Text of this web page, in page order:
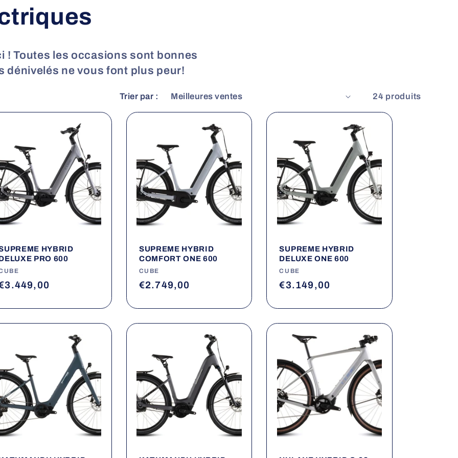
! Toutes les occasions sont bonnes
dénivelés ne vous font plus peur!
Trier par : 24 produits
HYBRID
PRO 600
:
SUPREME HYBRID
COMFORT ONE 600
Fournisseur :
CUBE
Prix
€2.749,00
SUPREME HYBRID
DELUXE ONE 600
Fournisseur :
CUBE
Prix
€3.149,00